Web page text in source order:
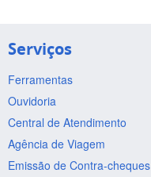
Serviços
Ferramentas
Ouvidoria
Central de Atendimento
Agência de Viagem
Emissão de Contra-cheques